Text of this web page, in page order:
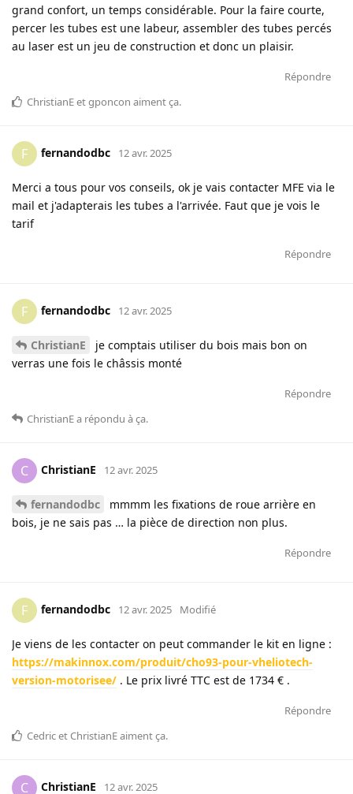
grand confort, un temps considérable. Pour la faire courte,
percer les tubes est une labeur, assembler des tubes percés
au laser est un jeu de construction et donc un plaisir.
Répondre
ChristianEetgponcon aiment ça.
F fernandodbc 12 avr. 2025
Merci a tous pour vos conseils, ok je vais contacter MFE via le
mail et j'adapterais les tubes a l'arrivée. Faut que je vois le
tarif
Répondre
F fernandodbc 12 avr. 2025
ChristianE
je comptais utiliser du bois mais bon on
verras une fois le châssis monté
Répondre
ChristianEa répondu à ça.
C ChristianE 12 avr. 2025
fernandodbc
mmmm les fixations de roue arrière en
bois, je ne sais pas … la pièce de direction non plus.
Répondre
F fernandodbc 12 avr. 2025 Modifié
Je viens de les contacter on peut commander le kit en ligne :
https://makinnox.com/produit/cho93-pour-vheliotech-
version-motorisee/ . Le prix livré TTC est de 1734 € .
Répondre
Cedricet ChristianEaiment ça.
C ChristianE 12 avr. 2025